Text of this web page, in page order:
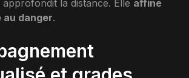
la distance. Elle affine
au danger.